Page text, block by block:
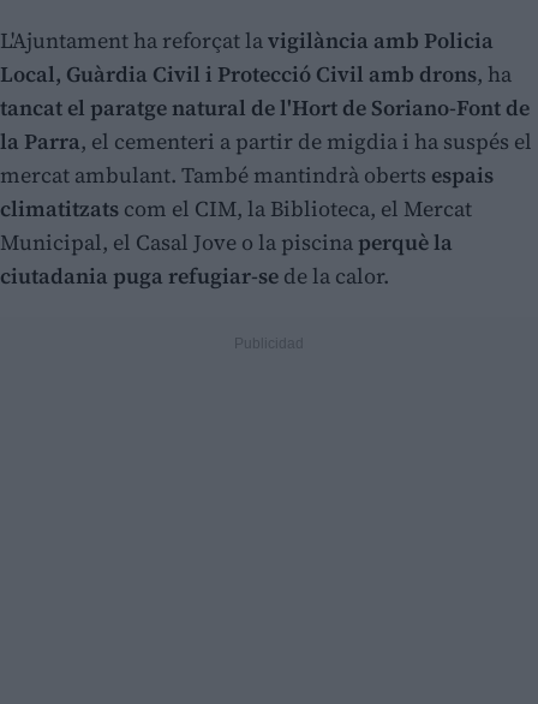
L'Ajuntament ha reforçat lavigilància amb Policia
Local, Guàrdia Civil i Protecció Civil amb drons, ha
tancat el paratge natural de l'Hort de Soriano-Font de
la Parra, el cementeri a partir de migdia i ha suspés el
mercat ambulant. També mantindrà oberts espais
climatitzats com el CIM, la Biblioteca, el Mercat
Municipal, el Casal Jove o la piscinaperquè la
ciutadania puga refugiar-se de la calor.